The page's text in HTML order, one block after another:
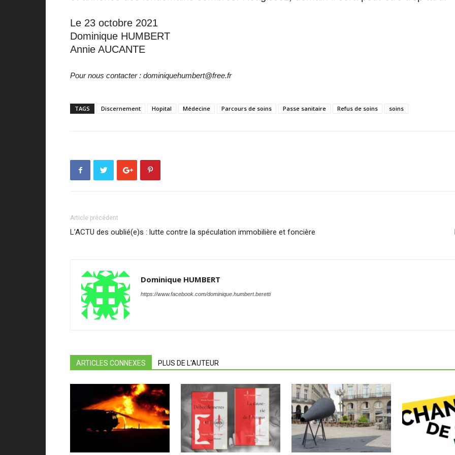
Le 23 octobre 2021
Dominique HUMBERT
Annie AUCANTE
Pour nous contacter : dominiquehumbert@free.fr
TAGS Discernement Hopital Médecine Parcours de soins Passe sanitaire Refus de soins soins
Article précédent
L’ACTU des oublié(e)s : lutte contre la spéculation immobilière et foncière
Dominique HUMBERT
https://www.facebook.com/dominique.humbert.beretti
ARTICLES CONNEXES PLUS DE L'AUTEUR